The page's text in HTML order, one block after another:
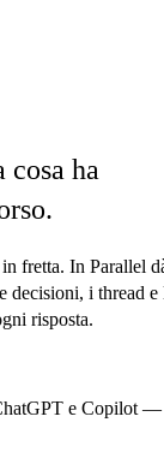
ha
fretta. In Parallel
decisioni, i thread e
risposta.
e Copilot —